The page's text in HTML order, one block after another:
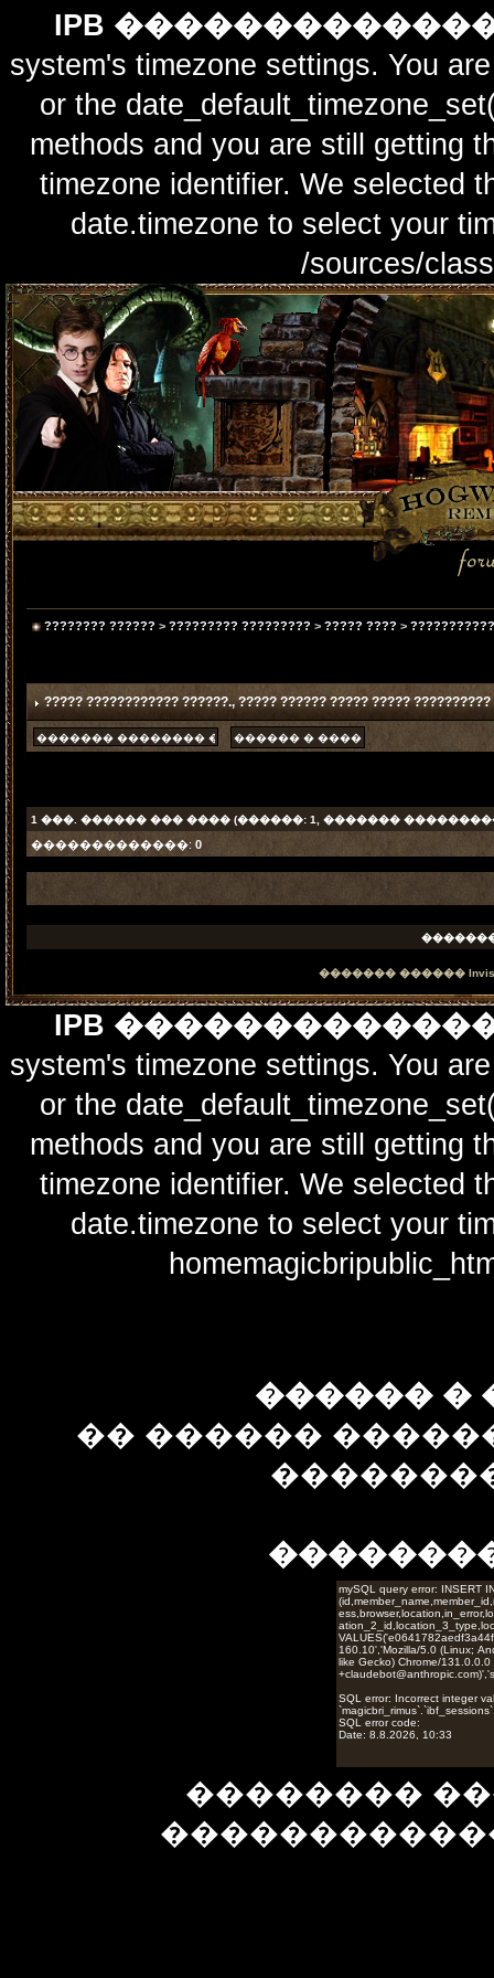
IPB
system's timezone settings. You
or the
methods and you are still getting
timezone identifier. We selected
date.timezone to select
/sources/
???????? ?????? > ????????? ????????? > ????? ???? >
????? ???????????? ??????., ????? ?????? ????? ?????
1 ���. ������ ��� ���� (������: 1, �������
�������������: 0
������� ������
IPB
system's timezone settings. You
or the
methods and you are still getting
timezone identifier. We selected
date.timezone to select
������ �
�� ������
��������